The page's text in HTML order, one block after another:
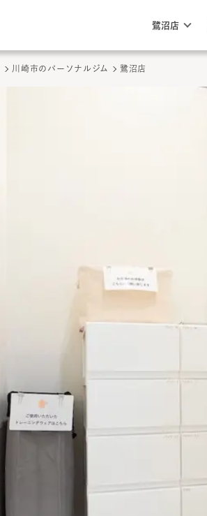
鷺沼店
川崎市のパーソナルジム 鷺沼店